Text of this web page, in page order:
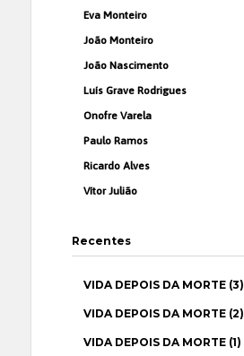
Eva Monteiro
João Monteiro
João Nascimento
Luís Grave Rodrigues
Onofre Varela
Paulo Ramos
Ricardo Alves
Vítor Julião
Recentes
VIDA DEPOIS DA MORTE (3)
VIDA DEPOIS DA MORTE (2)
VIDA DEPOIS DA MORTE (1)